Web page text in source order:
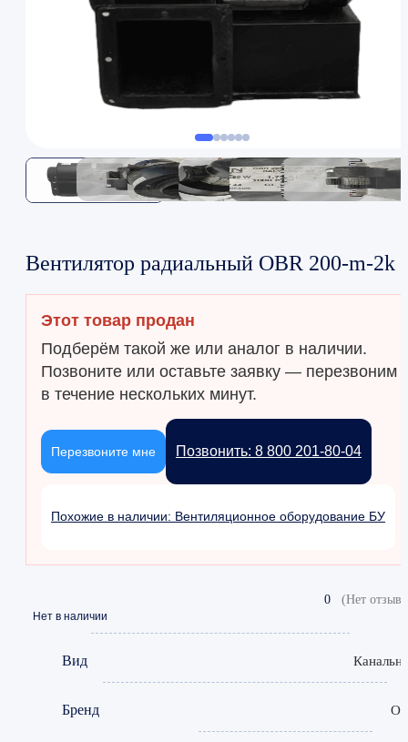
Вентилятор радиальный OBR 200-m-2k
Этот товар продан
Подберём такой же или аналог в наличии.
Позвоните или оставьте заявку — перезвоним
в течение нескольких минут.
Позвонить: 8 800 201-80-04
Перезвоните мне
Похожие в наличии: Вентиляционное оборудование БУ
0 (Нет
Нет в наличии
Вид
Бренд